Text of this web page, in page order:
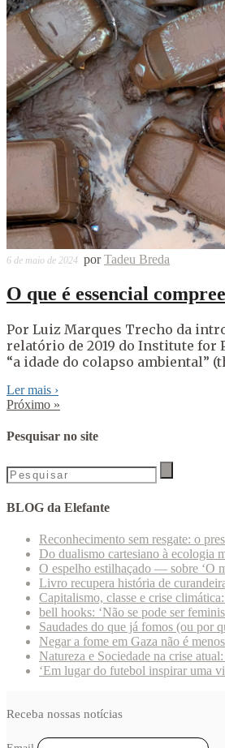
6 de maio de 2024 porTadeu Breda
O que é essencial
Por Luiz Marques Trecho da
relatório de 2019 do Institute for
“a idade do colapso ambiental”
Ler mais ›
Próximo »
Pesquisar no site
BLOG da Elefante
Reconhecimento sem resgate: o
Do dualismo cartesiano à ecologia
O espelho estilhaçado — sobre ‘O
Livro recupera história de
Capitalismo, classe e crise
bell hooks: ‘Não se pode ser
Saudades do que já fomos (ou por
Negar a fome em Gaza não é
Natureza e Sociedade na crise
‘Em lugar do futebol inspirar uma
Receba nossas notícias